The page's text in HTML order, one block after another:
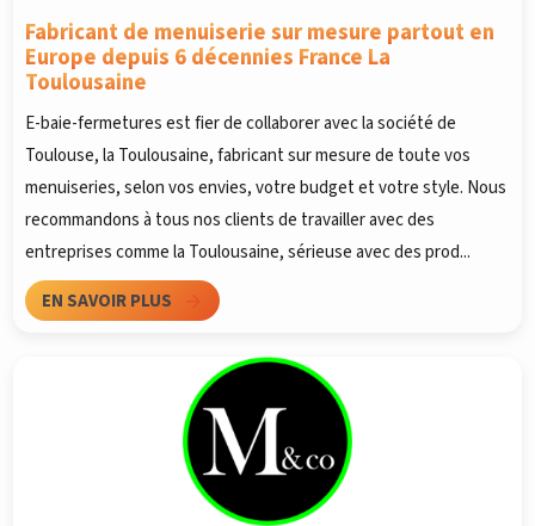
Fabricant de menuiserie sur mesure partout en
Europe depuis 6 décennies France La
Toulousaine
E-baie-fermetures est fier de collaborer avec la société de
Toulouse, la Toulousaine, fabricant sur mesure de toute vos
menuiseries, selon vos envies, votre budget et votre style. Nous
recommandons à tous nos clients de travailler avec des
entreprises comme la Toulousaine, sérieuse avec des prod...
EN SAVOIR PLUS